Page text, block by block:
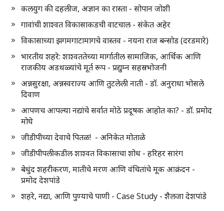
कलयुग की दहलीज, अज्ञान का रास्ता - सोपान जोशी
गावांची शाश्वत विकासाकडची वाटचाल - संकेत अहेर
विकासाच्या झगमगाटामागचे वास्तव - नयना राज बन्सोड (दरडमारे)
भारतीय शहरे: शाश्वततेच्या मार्गातील सामाजिक, आर्थिक आणि
राजकीय अडथळ्यांचे मूर्त रूप - प्रद्युम्न सहस्रभोजनी
अन्नसुरक्षा, अन्नस्वराज्य आणि तुटलेली नाती - डॉ. अनुराधा भोसले
दिवाण
आपणच आपल्या नद्यांचे सर्वात मोठे प्रदूषक आहोत का? - डॉ. प्रमोद
मोघे
जीडीपीच्या देवाचे पितळ! - अनिकेत मोताळे
जीडीपीपलीकडील शाश्वत विकासाचा शोध - हरिहर सारंग
बेधुंद शहरीकरण, मातीचे मरण आणि वंचितांचे मूक आक्रंदन -
प्रमोद देशपांडे
शहरे, नद्या, आणि पुण्याचे पाणी - Case Study - शैलजा देशपांडे